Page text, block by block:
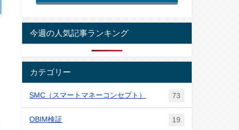
今週の人気記事ランキング
カテゴリー
SMC（スマートマネーコンセプト） 73
OBIM検証 19